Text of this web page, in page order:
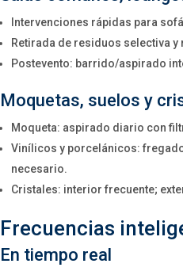
Intervenciones rápidas para
Retirada de residuos selectiva
Postevento: barrido/aspirado
Moquetas, suelos y
Moqueta: aspirado diario con
Vinílicos y porcelánicos:
necesario.
Cristales: interior frecuente;
Frecuencias
En tiempo real